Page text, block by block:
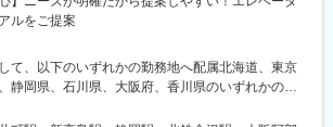
ルをご提案
て、以下のいずれかの勤務地へ配属北海道、東京
静岡県、石川県、大阪府、香川県のいずれかの拠
北海道札幌市白石区東札幌四条2-1-1 ■東京支社東